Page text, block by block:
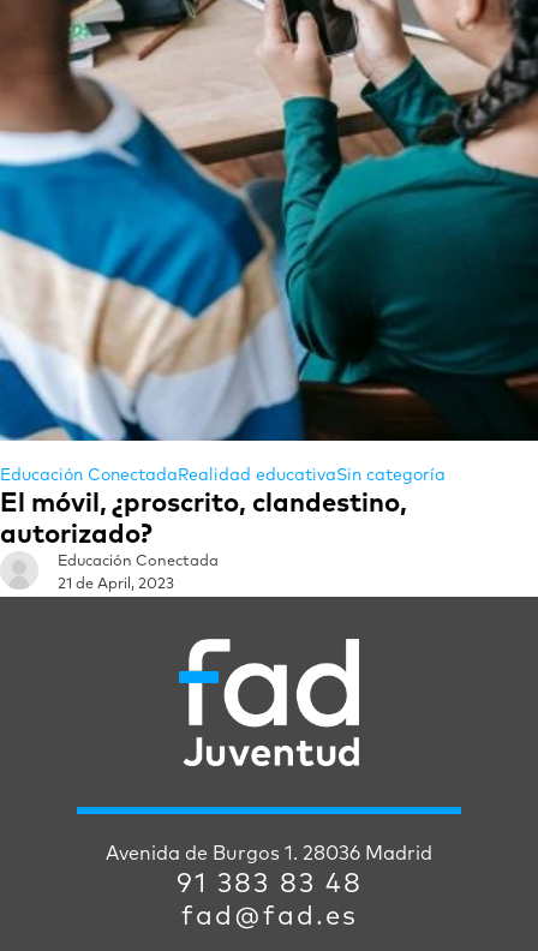
Educación Conectada Realidad educativaSin categoría
El móvil, ¿proscrito, clandestino,
autorizado?
Educación Conectada
21 de April, 2023
Avenida de Burgos 1. 28036 Madrid
91 383 83 48
fad@fad.es